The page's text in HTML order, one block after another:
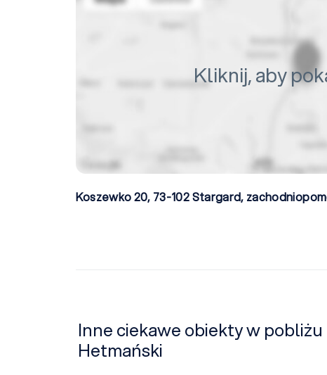
Kliknij, aby
Koszewko 20, 73-102Stargard,
Inne ciekawe obiekty w
Hetmański